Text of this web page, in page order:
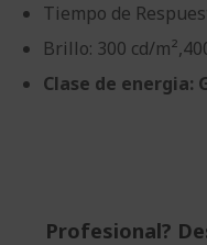
Tiempo de
Brillo: 300 cd/
Clase de energia:
Profesional?